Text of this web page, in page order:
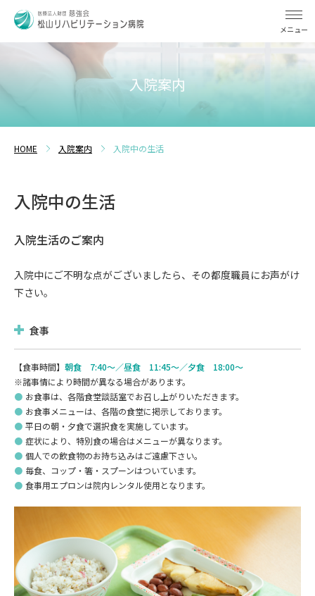
メニュー
入院案内
HOME 入院案内 入院中の生活
入院中の生活
入院生活のご案内
入院中にご不明な点がございましたら、その都度職員にお声がけ
下さい。
食事
【食事時間】 朝食 7:40～／昼食 11:45～／夕食 18:00～
※諸事情により時間が異なる場合があります。
●お食事は、各階食堂談話室でお召し上がりいただきます。
●お食事メニューは、各階の食堂に掲示しております。
●平日の朝・夕食で選択食を実施しています。
●症状により、特別食の場合はメニューが異なります。
●個人での飲食物のお持ち込みはご遠慮下さい。
●毎⾷、コップ・箸・スプーンはついています。
●⾷事⽤エプロンは院内レンタル使⽤となります。